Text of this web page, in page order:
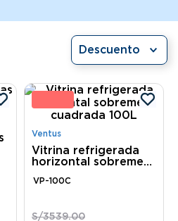
Descuento
Ventus
Vitrina refrigerada
horizontal sobremesa
VP-100C
S/3539.00